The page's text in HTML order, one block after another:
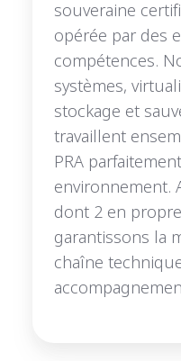
souveraine
opérée par des
compétences.
systèmes,
stockage et
travaillent
PRA
environnement.
dont 2 en
garantissons la
chaîne